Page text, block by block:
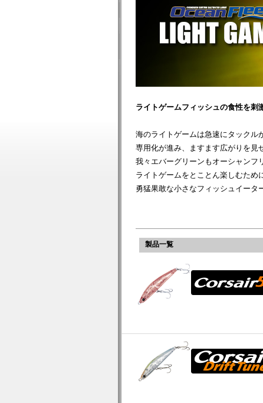
ライトゲームフィッシュの食性を刺
海のライトゲームは急速にタックル
専用化が進み、ますます広がりを見
我々エバーグリーンもオーシャンフ
ライトゲームをとことん楽しむために
勇猛果敢な小さなフィッシュイータ
製品一覧